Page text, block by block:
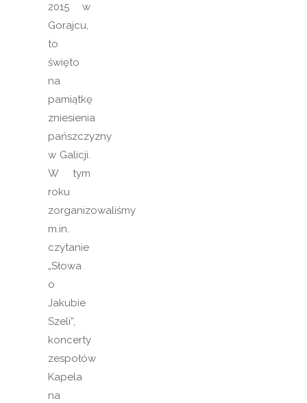
2015 w
Gorajcu,
to
święto
na
pamiątkę
zniesienia
pańszczyzny
w Galicji.
W tym
roku
zorganizowaliśmy
m.in.
czytanie
„Słowa
o
Jakubie
Szeli”,
koncerty
zespołów
Kapela
na